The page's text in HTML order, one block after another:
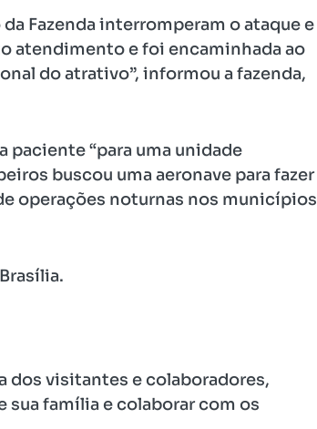
Fazenda interromperam o ataque e
atendimento e foi encaminhada ao
do atrativo”, informou a fazenda,
paciente “para uma unidade
buscou uma aeronave para fazer
operações noturnas nos municípios
dos visitantes e colaboradores,
família e colaborar com os